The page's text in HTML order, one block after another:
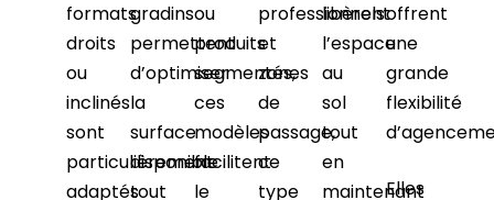
formats
droits
ou
inclinés
sont
particulièrement
adaptés
gradins
permettent
d’optimiser
la
surface
disponible
tout
ou
produits
segmentés,
ces
modèles
facilitent
le
professionnels
et
zones
de
passage,
ce
type
libèrent
l’espace
au
sol
tout
en
maintenant
offrent
une
grande
flexibilité
Elles